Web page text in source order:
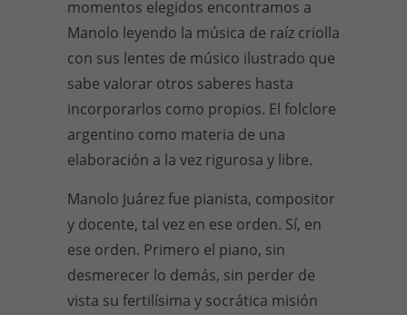
momentos elegidos encontramos a
Manolo leyendo la música de raíz criolla
con sus lentes de músico ilustrado que
sabe valorar otros saberes hasta
incorporarlos como propios. El folclore
argentino como materia de una
elaboración a la vez rigurosa y libre.
Manolo Juárez fue pianista, compositor
y docente, tal vez en ese orden. Sí, en
ese orden. Primero el piano, sin
desmerecer lo demás, sin perder de
vista su fertilísima y socrática misión